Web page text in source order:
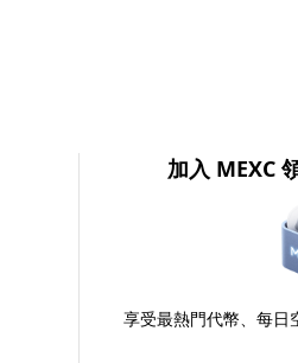
加入 MEXC
享受最熱門代幣、每日